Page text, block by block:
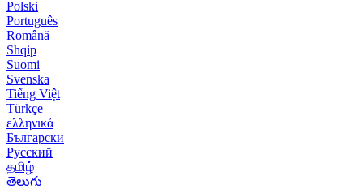
Polski
Português
Română
Shqip
Suomi
Svenska
Tiếng Việt
Türkçe
ελληνικά
Български
Русский
தமிழ்
తెలుగు